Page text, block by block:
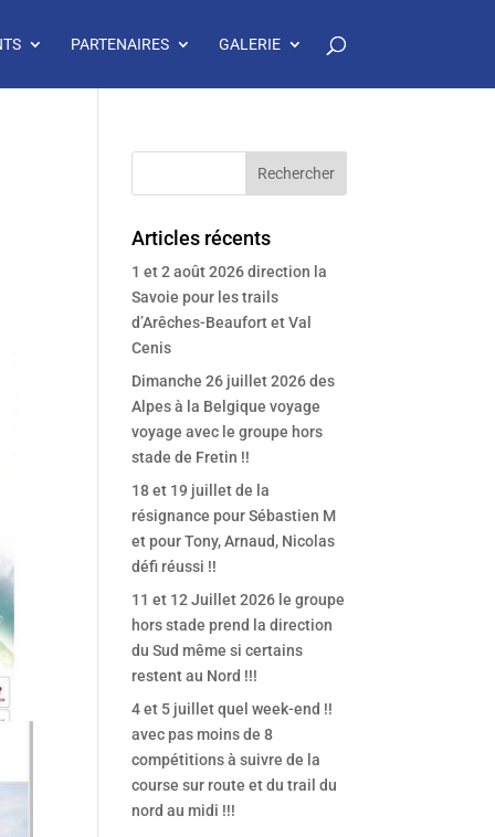
PARTENAIRES GALERIE
Articles récents
1 et 2 août 2026 direction la
Savoie pour les trails
d’Arêches-Beaufort et Val
Cenis
Dimanche 26 juillet 2026 des
Alpes à la Belgique voyage
voyage avec le groupe hors
stade de Fretin !!
18 et 19 juillet de la
résignance pour Sébastien M
et pour Tony, Arnaud, Nicolas
défi réussi !!
11 et 12 Juillet 2026 le groupe
hors stade prend la direction
du Sud même si certains
restent au Nord !!!
4 et 5 juillet quel week-end !!
avec pas moins de 8
compétitions à suivre de la
course sur route et du trail du
nord au midi !!!